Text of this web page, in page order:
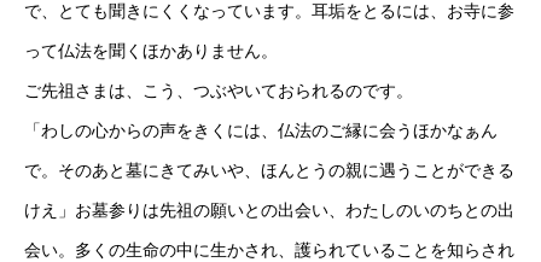
で、とても聞きにくくなっています。耳垢をとるには、お寺に参
って仏法を聞くほかありません。
ご先祖さまは、こう、つぶやいておられるのです。
「わしの心からの声をきくには、仏法のご縁に会うほかなぁん
で。そのあと墓にきてみいや、ほんとうの親に遇うことができる
けえ」お墓参りは先祖の願いとの出会い、わたしのいのちとの出
会い。多くの生命の中に生かされ、護られていることを知らされ